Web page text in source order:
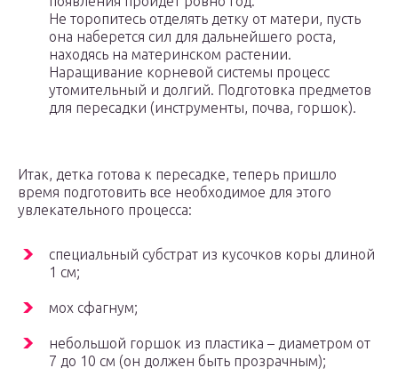
Не торопитесь отделять детку от матери, пусть
она наберется сил для дальнейшего роста,
находясь на материнском растении.
Наращивание корневой системы процесс
утомительный и долгий. Подготовка предметов
для пересадки (инструменты, почва, горшок).
Итак, детка готова к пересадке, теперь пришло
время подготовить все необходимое для этого
увлекательного процесса:
специальный субстрат из кусочков коры длиной
1 см;
мох сфагнум;
небольшой горшок из пластика – диаметром от
7 до 10 см (он должен быть прозрачным);